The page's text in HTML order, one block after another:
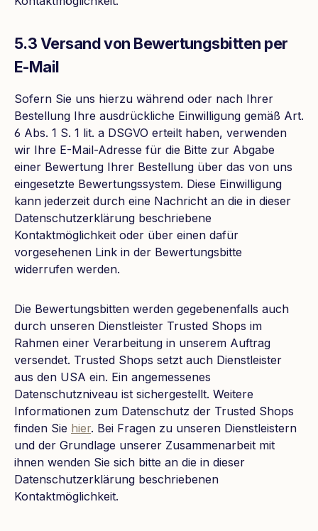
5.3 Versand von Bewertungsbitten per
E-Mail
Sofern Sie uns hierzu während oder nach Ihrer
Bestellung Ihre ausdrückliche Einwilligung gemäß Art.
6 Abs. 1 S. 1 lit. a DSGVO erteilt haben, verwenden
wir Ihre E-Mail-Adresse für die Bitte zur Abgabe
einer Bewertung Ihrer Bestellung über das von uns
eingesetzte Bewertungssystem. Diese Einwilligung
kann jederzeit durch eine Nachricht an die in dieser
Datenschutzerklärung beschriebene
Kontaktmöglichkeit oder über einen dafür
vorgesehenen Link in der Bewertungsbitte
widerrufen werden.
Die Bewertungsbitten werden gegebenenfalls auch
durch unseren Dienstleister Trusted Shops im
Rahmen einer Verarbeitung in unserem Auftrag
versendet. Trusted Shops setzt auch Dienstleister
aus den USA ein. Ein angemessenes
Datenschutzniveau ist sichergestellt. Weitere
Informationen zum Datenschutz der Trusted Shops
finden Sie hier. Bei Fragen zu unseren Dienstleistern
und der Grundlage unserer Zusammenarbeit mit
ihnen wenden Sie sich bitte an die in dieser
Datenschutzerklärung beschriebenen
Kontaktmöglichkeit.